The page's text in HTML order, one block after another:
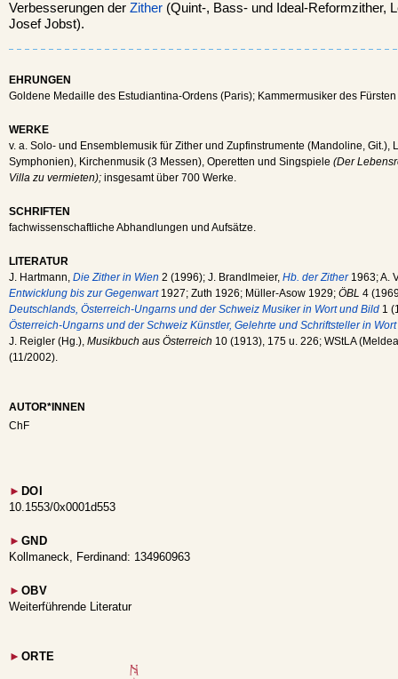
Verbesserungen der Zither (Quint-, Bass- und Ideal-Reformzither,
Josef Jobst).
EHRUNGEN
Goldene Medaille des Estudiantina-Ordens (Paris); Kammermusiker des
WERKE
v. a. Solo- und Ensemblemusik für Zither und Zupfinstrumente (Mandoline, Git.),
Symphonien), Kirchenmusik (3 Messen), Operetten und Singspiele (Der
Villa zu vermieten); insgesamt über 700 Werke.
SCHRIFTEN
fachwissenschaftliche Abhandlungen und Aufsätze.
LITERATUR
J. Hartmann, Die Zither in Wien 2 (1996); J. Brandlmeier, Hb. der Zither1963; A.
Entwicklung bis zur Gegenwart1927; Zuth 1926; Müller-Asow 1929; ÖBL 4
Deutschlands, Österreich-Ungarns und der Schweiz Musiker in Wort und Bild 1
Österreich-Ungarns und der Schweiz Künstler, Gelehrte und Schriftsteller in
J. Reigler (Hg.), Musikbuch aus Österreich 10 (1913), 175 u. 226; WStLA
(11/2002).
AUTOR*INNEN
ChF
► DOI
10.1553/0x0001d553
► GND
Kollmaneck, Ferdinand: 134960963
► OBV
Weiterführende Literatur
► ORTE